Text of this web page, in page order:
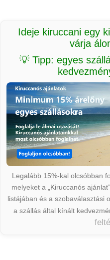
Ideje kiruccani egy
várja
💡 Tipp: egyes
Legalább 15%-kal olcsóbban
melyeket a „Kiruccanós
listájában és a szobaválasztási
a szállás által kínált